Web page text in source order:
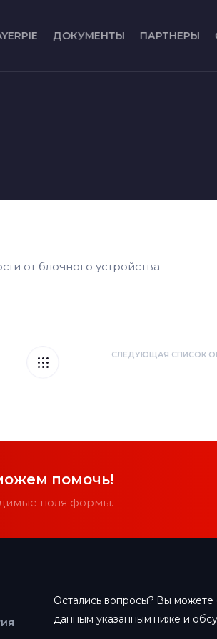
ДОКУМЕНТЫ ПАРТНЕРЫ
от блочного устройства
СЛЕДУЮЩАЯ СПИСОК
помочь!
поля формы.
Остались вопросы? Вы можете
данным указанным ниже и